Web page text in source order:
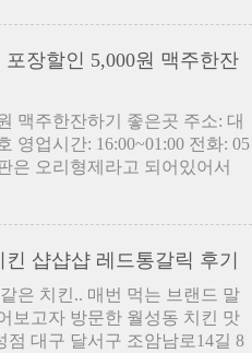
포장할인 5,000원 맥주한잔
맥주한잔하기 좋은곳 주소: 대
영업시간: 16:00~01:00 전화: 05
은 오리형제라고 되어있어서
킨 샵샵샵 레드통갈릭 후기
은 치킨.. 매번 먹는 브랜드 말
보고자 방문한 월성동 치킨 맛
점 대구 달서구 조암남로14길 8